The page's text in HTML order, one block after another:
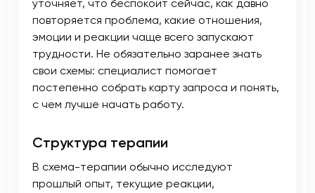
уточняет, что беспокоит сейчас, как давно
повторяется проблема, какие отношения,
эмоции и реакции чаще всего запускают
трудности. Не обязательно заранее знать
свои схемы: специалист помогает
постепенно собрать карту запроса и понять,
с чем лучше начать работу.
Структура терапии
В схема-терапии обычно исследуют
прошлый опыт, текущие реакции,